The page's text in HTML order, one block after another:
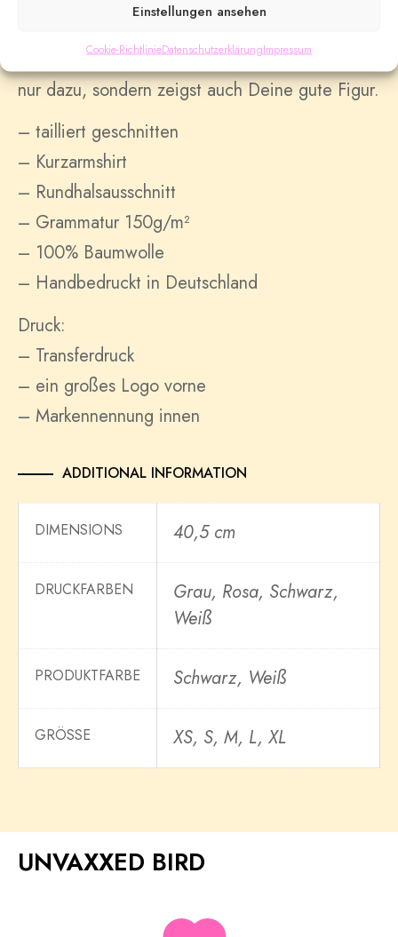
Einstellungen ansehen
Cookie-RichtlinieDatenschutzerklärungImpressum
UNVAXXED BIRD
DESCRIPTION
Mit unserem UNVAXXED BIRD gehörst Du nicht
nur dazu, sondern zeigst auch Deine gute Figur.
– tailliert geschnitten
– Kurzarmshirt
– Rundhalsausschnitt
– Grammatur 150g/m²
– 100% Baumwolle
– Handbedruckt in Deutschland
Druck:
– Transferdruck
– ein großes Logo vorne
– Markennennung innen
ADDITIONAL INFORMATION
DIMENSIONS 40,5 cm
DRUCKFARBEN
Grau, Rosa, Schwarz,
Weiß
PRODUKTFARBE Schwarz, Weiß
GRÖSSE XS, S, M, L, XL